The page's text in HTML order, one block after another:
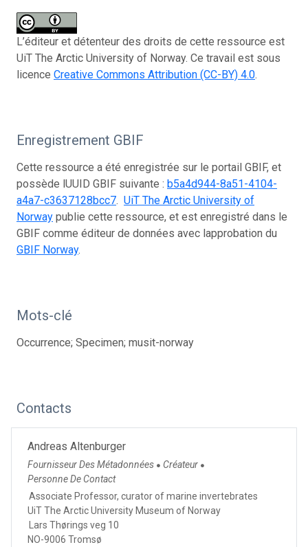
L’éditeur et détenteur des droits de cette ressource est
UiT The Arctic University of Norway. Ce travail est sous
licence Creative Commons Attribution (CC-BY) 4.0.
Enregistrement GBIF
Cette ressource a été enregistrée sur le portail GBIF, et
possède lUUID GBIF suivante : b5a4d944-8a51-4104-
a4a7-c3637128bcc7. UiT The Arctic University of
Norway publie cette ressource, et est enregistré dans le
GBIF comme éditeur de données avec lapprobation du
GBIF Norway.
Mots-clé
Occurrence; Specimen; musit-norway
Contacts
Andreas Altenburger
Fournisseur Des Métadonnées ● Créateur ●
Personne De Contact
Associate Professor, curator of marine invertebrates
UiT The Arctic University Museum of Norway
Lars Thørings veg 10
NO-9006 Tromsø